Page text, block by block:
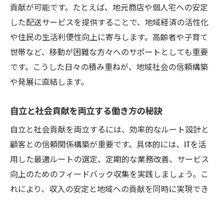
貢献が可能です。たとえば、地元商店や個人宅への安定
した配送サービスを提供することで、地域経済の活性化
や住民の生活利便性向上に寄与します。高齢者や子育て
世帯など、移動が困難な方々へのサポートとしても重要
です。こうした日々の積み重ねが、地域社会の信頼構築
や発展に直結します。
自立と社会貢献を両立する働き方の秘訣
自立と社会貢献を両立するには、効率的なルート設計と
顧客との信頼関係構築が重要です。具体的には、ITを活
用した最適ルートの選定、定期的な業務改善、サービス
向上のためのフィードバック収集を実践しましょう。こ
れにより、収入の安定と地域への貢献を同時に実現でき